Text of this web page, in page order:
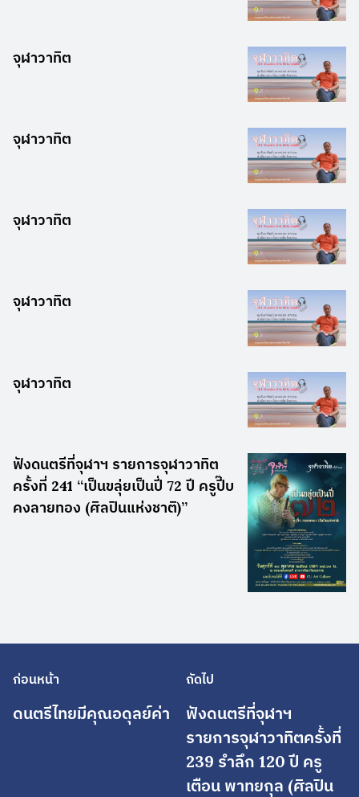
จุฬาวาทิต
จุฬาวาทิต
จุฬาวาทิต
จุฬาวาทิต
จุฬาวาทิต
ฟังดนตรีที่จุฬาฯ รายการจุฬาวาทิต
ครั้งที่ 241 “เป็นขลุ่ยเป็นปี่ 72 ปี ครูปี๊บ
คงลายทอง (ศิลปินแห่งชาติ)”
ก่อนหน้า
ดนตรีไทยมีคุณอดุลย์ค่า
ถัดไป
ฟังดนตรีที่จุฬาฯ
รายการจุฬาวาทิตครั้งที่
239 รำลึก 120 ปี ครู
เตือน พาทยกุล (ศิลปิน